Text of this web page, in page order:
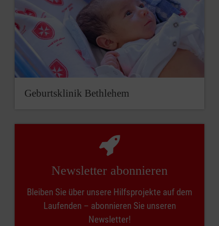
Geburtsklinik Bethlehem
Newsletter abonnieren
Bleiben Sie über unsere Hilfsprojekte auf dem
Laufenden – abonnieren Sie unseren
Newsletter!